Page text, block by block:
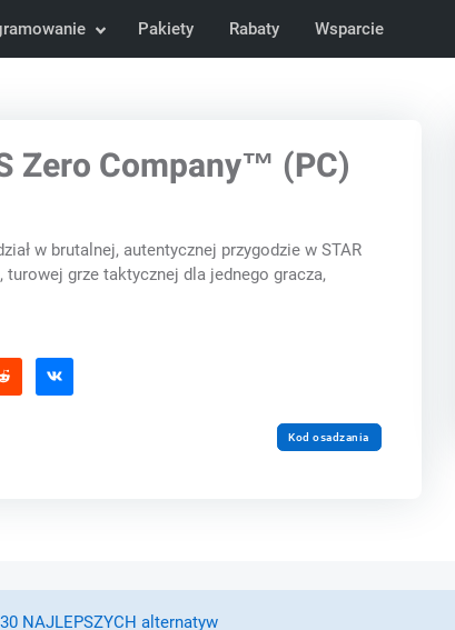
Pakiety Rabaty Wsparcie
Zero Company™ (PC)
w brutalnej, autentycznej przygodzie w STAR
turowej grze taktycznej dla jednego gracza,
Kod osadzania
30 NAJLEPSZYCH alternatyw